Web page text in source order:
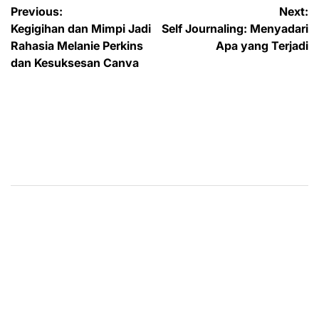
Post
navigation
Previous:
Kegigihan dan Mimpi Jadi
Rahasia Melanie Perkins
dan Kesuksesan Canva
Next:
Self Journaling: Menyadari
Apa yang Terjadi